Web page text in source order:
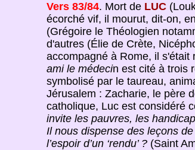
Vers 83/84. Mort de LUC
écorché vif, il mourut, dit-on,
(Grégoire le Théologien
d'autres (Élie de Crète,
accompagné à Rome, il s'était
ami le médecin est cité à trois
symbolisé par le taureau,
Jérusalem : Zacharie, le père
catholique, Luc est considéré
invite les pauvres, les
Il nous dispense des leçons
l’espoir d’un ‘rendu’ ?(Saint